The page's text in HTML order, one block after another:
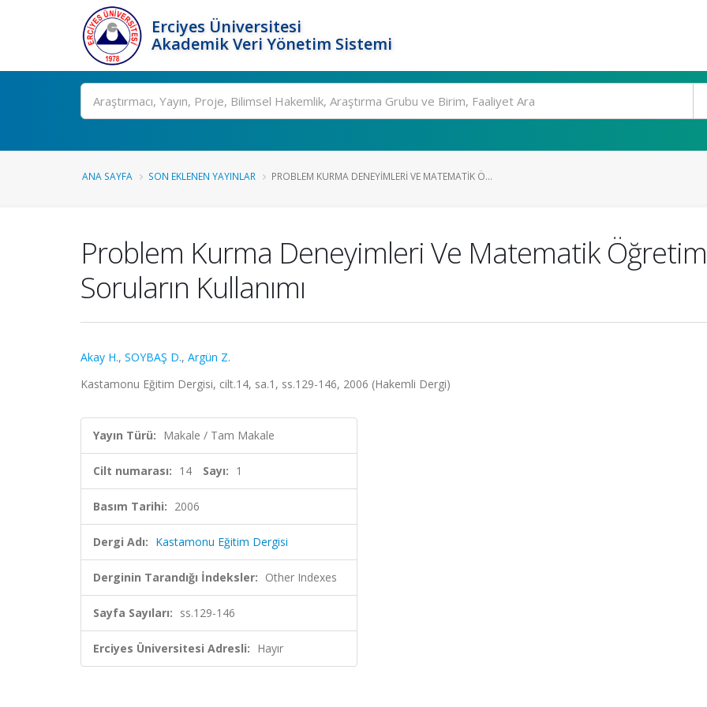
Erciyes Üniversitesi
Akademik Veri Yönetim Sistemi
Ara
ANA SAYFA SON EKLENEN YAYINLAR PROBLEM KURMA DENEYIMLERI VE MATEMATIK Ö...
Problem Kurma Deneyimleri Ve Matematik
Soruların Kullanımı
Akay H., SOYBAŞ D., Argün Z.
Kastamonu Eğitim Dergisi, cilt.14, sa.1, ss.129-146, 2006 (Hakemli Dergi)
Yayın Türü: Makale / Tam Makale
Cilt numarası: 14 Sayı: 1
Basım Tarihi: 2006
Dergi Adı: Kastamonu Eğitim Dergisi
Derginin Tarandığı İndeksler: Other Indexes
Sayfa Sayıları: ss.129-146
Erciyes Üniversitesi Adresli: Hayır